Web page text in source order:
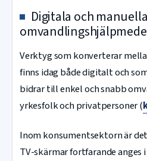
Digitala och manuella
Verktyg som konverterar
finns idag både digitalt och
bidrar till enkel och snabb
yrkesfolk och privatpersoner (
Inom konsumentsektorn är
TV-skärmar fortfarande anges